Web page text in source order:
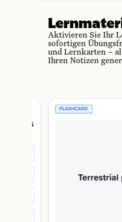
Aktivieren Sie Ihr
sofortigen
und Lernkarten –
Ihren Notizen